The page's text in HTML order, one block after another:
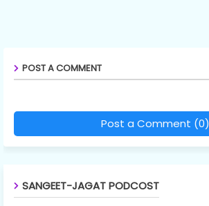
POST A COMMENT
Post a Comment (0)
SANGEET-JAGAT PODCOST